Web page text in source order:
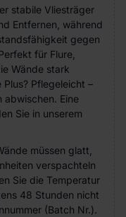
stabile Vliesträger
Entfernen, während
gegen
für Flure,
Wände stark
Pflegeleicht –
abwischen. Eine
Sie in unserem
müssen glatt,
verspachteln
Sie die Temperatur
48 Stunden nicht
(Batch Nr.).